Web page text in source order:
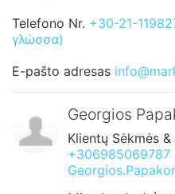
Telefono Nr. +30-21-
γλώσσα)
E-pašto adresas
Georgios
Klientų Sėkmės
+306985069787